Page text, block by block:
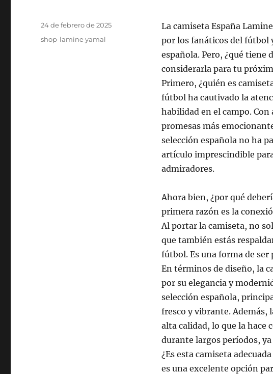
La camiseta España
por los fanáticos del fútbol
española. Pero, ¿qué tiene
considerarla para tu
Primero, ¿quién es
fútbol ha cautivado la
habilidad en el campo. Con
promesas más
selección española no ha
artículo imprescindible
admiradores.
Ahora bien, ¿por qué
primera razón es la
Al portar la camiseta, no
que también estás
fútbol. Es una forma de
En términos de diseño, la
por su elegancia y
selección española,
fresco y vibrante. Además,
alta calidad, lo que la hace
durante largos períodos, ya
¿Es esta camiseta
es una excelente opción
Publicado
el
24 de febrero de 2025
Categorías
shop-lamine yamal